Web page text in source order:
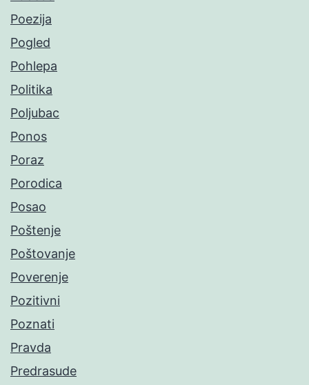
Poezija
Pogled
Pohlepa
Politika
Poljubac
Ponos
Poraz
Porodica
Posao
Poštenje
Poštovanje
Poverenje
Pozitivni
Poznati
Pravda
Predrasude